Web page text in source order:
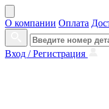
О компании Оплата
Вход /Регистрация